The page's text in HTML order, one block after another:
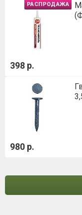
РАСПРОДАЖА
398 р.
980 р.